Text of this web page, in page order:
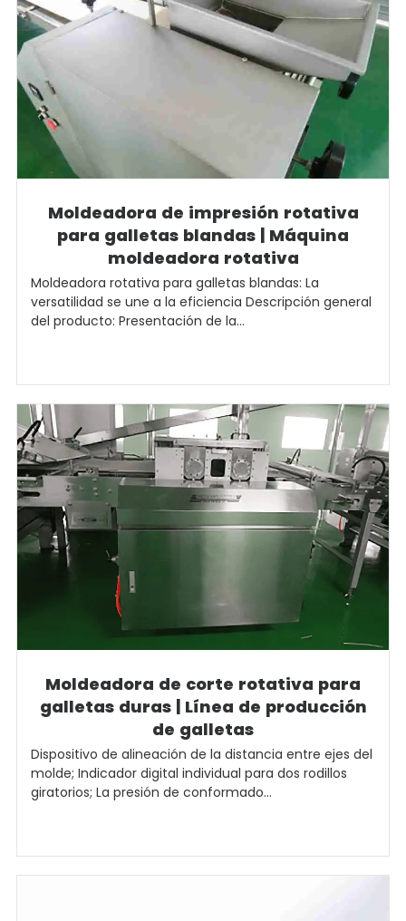
Moldeadora de impresión rotativa
para galletas blandas | Máquina
moldeadora rotativa
Moldeadora rotativa para galletas blandas: La
versatilidad se une a la eficiencia Descripción general
del producto: Presentación de la...
Moldeadora de corte rotativa para
galletas duras | Línea de producción
de galletas
Dispositivo de alineación de la distancia entre ejes del
molde; Indicador digital individual para dos rodillos
giratorios; La presión de conformado...